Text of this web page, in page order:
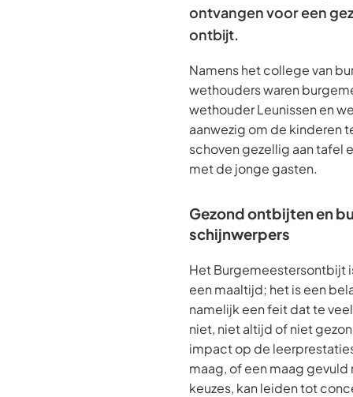
ontvangen voor een
ontbijt.
Namens het college van
wethouders waren
wethouder Leunissen en
aanwezig om de kinderen
schoven gezellig aan tafel
met de jonge gasten.
Gezond ontbijten en
schijnwerpers
Het Burgemeestersontbijt
een maaltijd; het is een
namelijk een feit dat te
niet, niet altijd of niet
impact op de
maag, of een maag
keuzes, kan leiden tot